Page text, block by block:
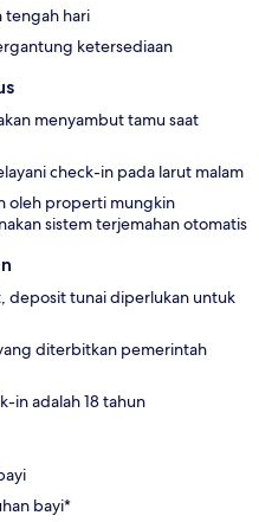
tengah hari
ketersediaan
menyambut tamu saat
check-in pada larut malam
oleh properti mungkin
sistem terjemahan otomatis
deposit tunai diperlukan untuk
diterbitkan pemerintah
in adalah 18 tahun
bayi*